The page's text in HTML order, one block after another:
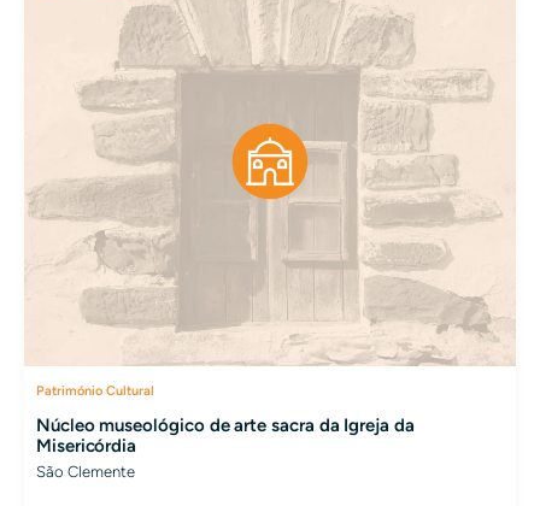
Património Cultural
Núcleo museológico de arte sacra da Igreja da
Misericórdia
São Clemente